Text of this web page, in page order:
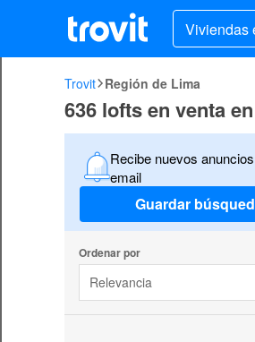
Viviendas
enta
Trovit Región de Lima
636 lofts en venta
Recibe nuevos
email
Guardar
Ordenar por
Relevancia